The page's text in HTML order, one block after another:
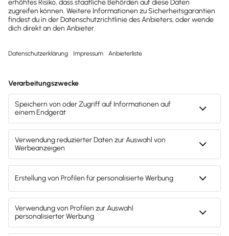
Lexware lohn+gehalt
Alle Löhne und Gehälter einfach und korrekt
Lohn- und Gehaltsabrechnung inklusive
Meldewesen
Gesetzlich aktuell und GKV-zertifiziert
ab28,90 €
mtl. Rate(zzgl. MwSt.)
Jetzt kostenlos testen!
Wie profitieren Arbeitgeber?